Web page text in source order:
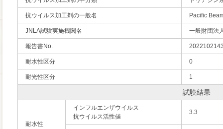
抗ウイルス加工剤の一般名 Pacific
JNLA試験実施機関名 一般財団法
報告書No.
耐水性区分 0
耐光性区分 1
試験結果
耐水性
インフルエンザウイルス
抗ウイルス活性値
3.3